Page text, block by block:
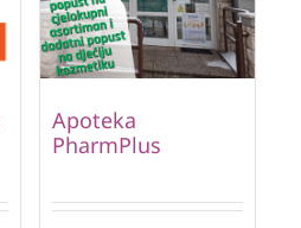
Apoteka
PharmPlus